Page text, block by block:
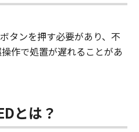
タンを押す必要があり、不
作で処置が遅れることがあ
とは？